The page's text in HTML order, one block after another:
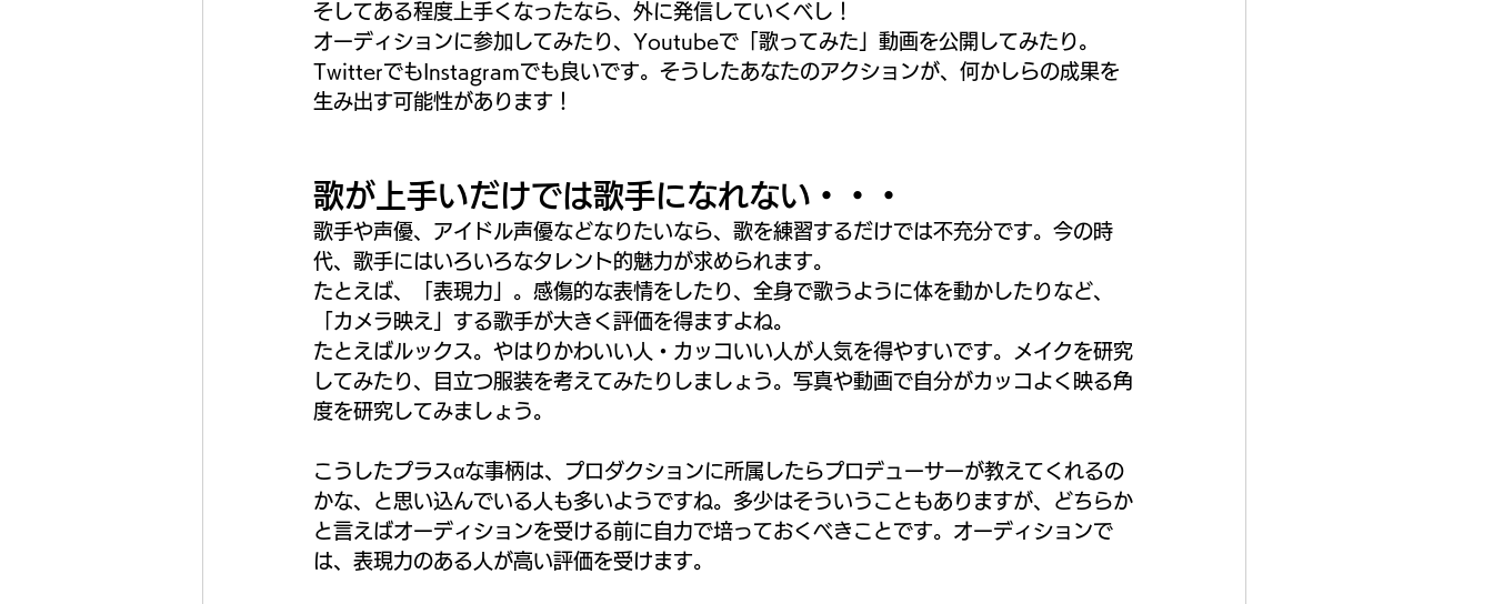
そしてある程度上手くなったなら、外に発信していくべし！
オーディションに参加してみたり、Youtubeで「歌ってみた」動画を公開してみたり。
TwitterでもInstagramでも良いです。そうしたあなたのアクションが、何かしらの成果を
生み出す可能性があります！
歌が上手いだけでは歌手になれない・・・
歌手や声優、アイドル声優などなりたいなら、歌を練習するだけでは不充分です。今の時
代、歌手にはいろいろなタレント的魅力が求められます。
たとえば、「表現力」。感傷的な表情をしたり、全身で歌うように体を動かしたりなど、
「カメラ映え」する歌手が大きく評価を得ますよね。
たとえばルックス。やはりかわいい人・カッコいい人が人気を得やすいです。メイクを研究
してみたり、目立つ服装を考えてみたりしましょう。写真や動画で自分がカッコよく映る角
度を研究してみましょう。
こうしたプラスαな事柄は、プロダクションに所属したらプロデューサーが教えてくれるの
かな、と思い込んでいる人も多いようですね。多少はそういうこともありますが、どちらか
と言えばオーディションを受ける前に自力で培っておくべきことです。オーディションで
は、表現力のある人が高い評価を受けます。